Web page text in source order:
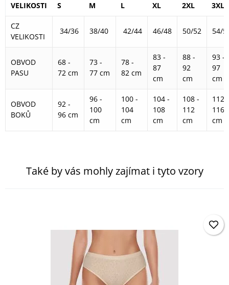
VELIKOSTI S M L XL 2XL 3XL
CZ
VELIKOSTI
34/36 38/40 42/44 46/48 50/52 54/
OBVOD
PASU
68 -
72 cm
73 -
77 cm
78 -
82 cm
83 -
87
cm
88 -
92
cm
93 -
97
cm
OBVOD
BOKŮ
92 -
96 cm
96 -
100
cm
100 -
104
cm
104 -
108
cm
108 -
112
cm
112 -
116
cm
Také by vás mohly zajímat i tyto vzory